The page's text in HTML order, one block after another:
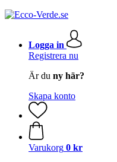
Logga in
Registrera nu
Är du ny här?
Skapa konto
Varukorg 0 kr